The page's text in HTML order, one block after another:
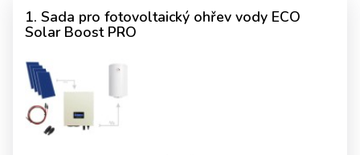
1. Sada pro fotovoltaický ohřev vody ECO
Solar Boost PRO